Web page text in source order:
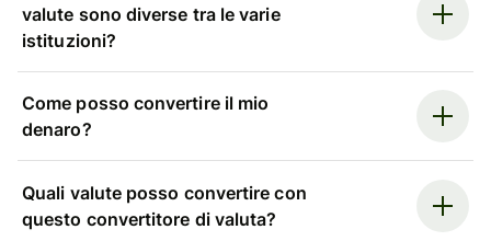
valute sono diverse tra le varie
istituzioni?
Come posso convertire il mio
denaro?
Quali valute posso convertire con
questo convertitore di valuta?